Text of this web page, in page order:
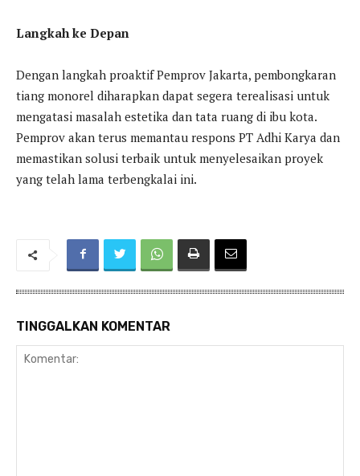
Langkah ke Depan
Dengan langkah proaktif Pemprov Jakarta, pembongkaran
tiang monorel diharapkan dapat segera terealisasi untuk
mengatasi masalah estetika dan tata ruang di ibu kota.
Pemprov akan terus memantau respons PT Adhi Karya dan
memastikan solusi terbaik untuk menyelesaikan proyek
yang telah lama terbengkalai ini.
TINGGALKAN KOMENTAR